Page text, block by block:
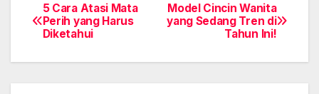
Post
navigation
Model Cincin Wanita
yang Sedang Tren di
Tahun Ini!
5 Cara Atasi Mata
Perih yang Harus
Diketahui